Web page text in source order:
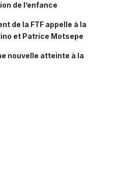
de l’enfance
de la FTF appelle à la
et Patrice Motsepe
nouvelle atteinte à la